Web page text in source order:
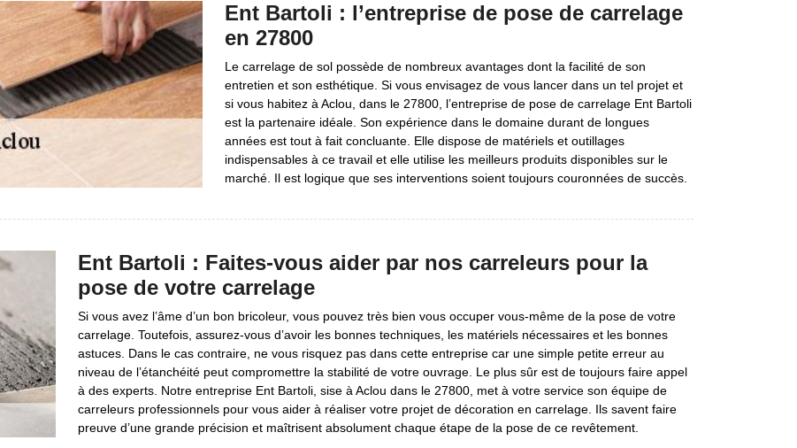
Ent Bartoli : l’entreprise de pose de carrelage
en 27800
Le carrelage de sol possède de nombreux avantages dont la facilité de son
entretien et son esthétique. Si vous envisagez de vous lancer dans un tel projet et
si vous habitez à Aclou, dans le 27800, l’entreprise de pose de carrelage Ent Bartoli
est la partenaire idéale. Son expérience dans le domaine durant de longues
années est tout à fait concluante. Elle dispose de matériels et outillages
indispensables à ce travail et elle utilise les meilleurs produits disponibles sur le
marché. Il est logique que ses interventions soient toujours couronnées de succès.
Ent Bartoli : Faites-vous aider par nos carreleurs pour la
pose de votre carrelage
Si vous avez l’âme d’un bon bricoleur, vous pouvez très bien vous occuper vous-même de la pose de votre
carrelage. Toutefois, assurez-vous d’avoir les bonnes techniques, les matériels nécessaires et les bonnes
astuces. Dans le cas contraire, ne vous risquez pas dans cette entreprise car une simple petite erreur au
niveau de l’étanchéité peut compromettre la stabilité de votre ouvrage. Le plus sûr est de toujours faire appel
à des experts. Notre entreprise Ent Bartoli, sise à Aclou dans le 27800, met à votre service son équipe de
carreleurs professionnels pour vous aider à réaliser votre projet de décoration en carrelage. Ils savent faire
preuve d’une grande précision et maîtrisent absolument chaque étape de la pose de ce revêtement.